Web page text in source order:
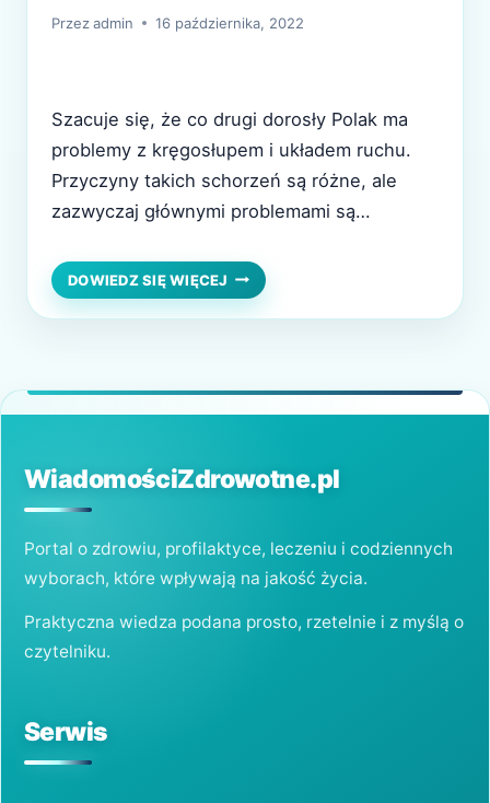
Przezadmin 16 października, 2022
Szacuje się, że co drugi dorosły Polak ma
problemy z kręgosłupem i układem ruchu.
Przyczyny takich schorzeń są różne, ale
zazwyczaj głównymi problemami są
ruchu. Jednym ze sposobów na poprawę
stanu zdrowia jest terapia manualna. Na
DOWIEDZ SIĘ WIĘCEJ CZYM
JEST
TERAPIA
WiadomościZdrowotne.pl
Portal o zdrowiu, profilaktyce, leczeniu i codziennych
wyborach, które wpływają na jakość życia.
Praktyczna wiedza podana prosto, rzetelnie i z myślą o
czytelniku.
Serwis